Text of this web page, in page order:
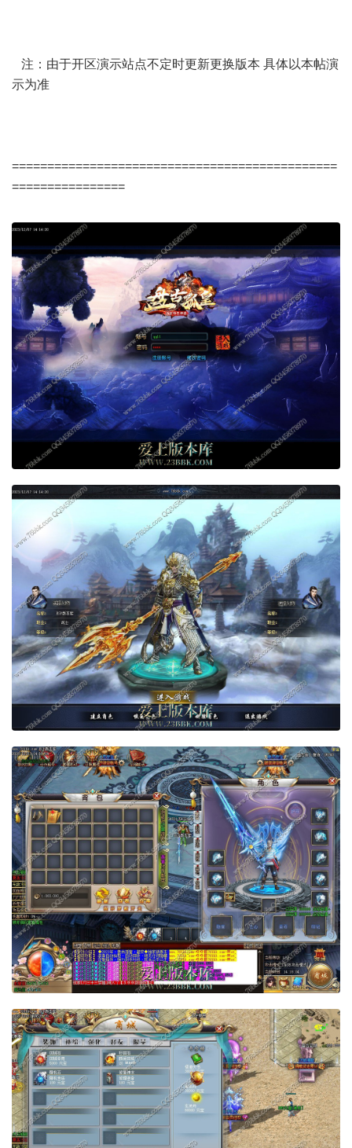
注：由于开区演示站点不定时更新更换版本 具体以本帖演
示为准
==============================================
================